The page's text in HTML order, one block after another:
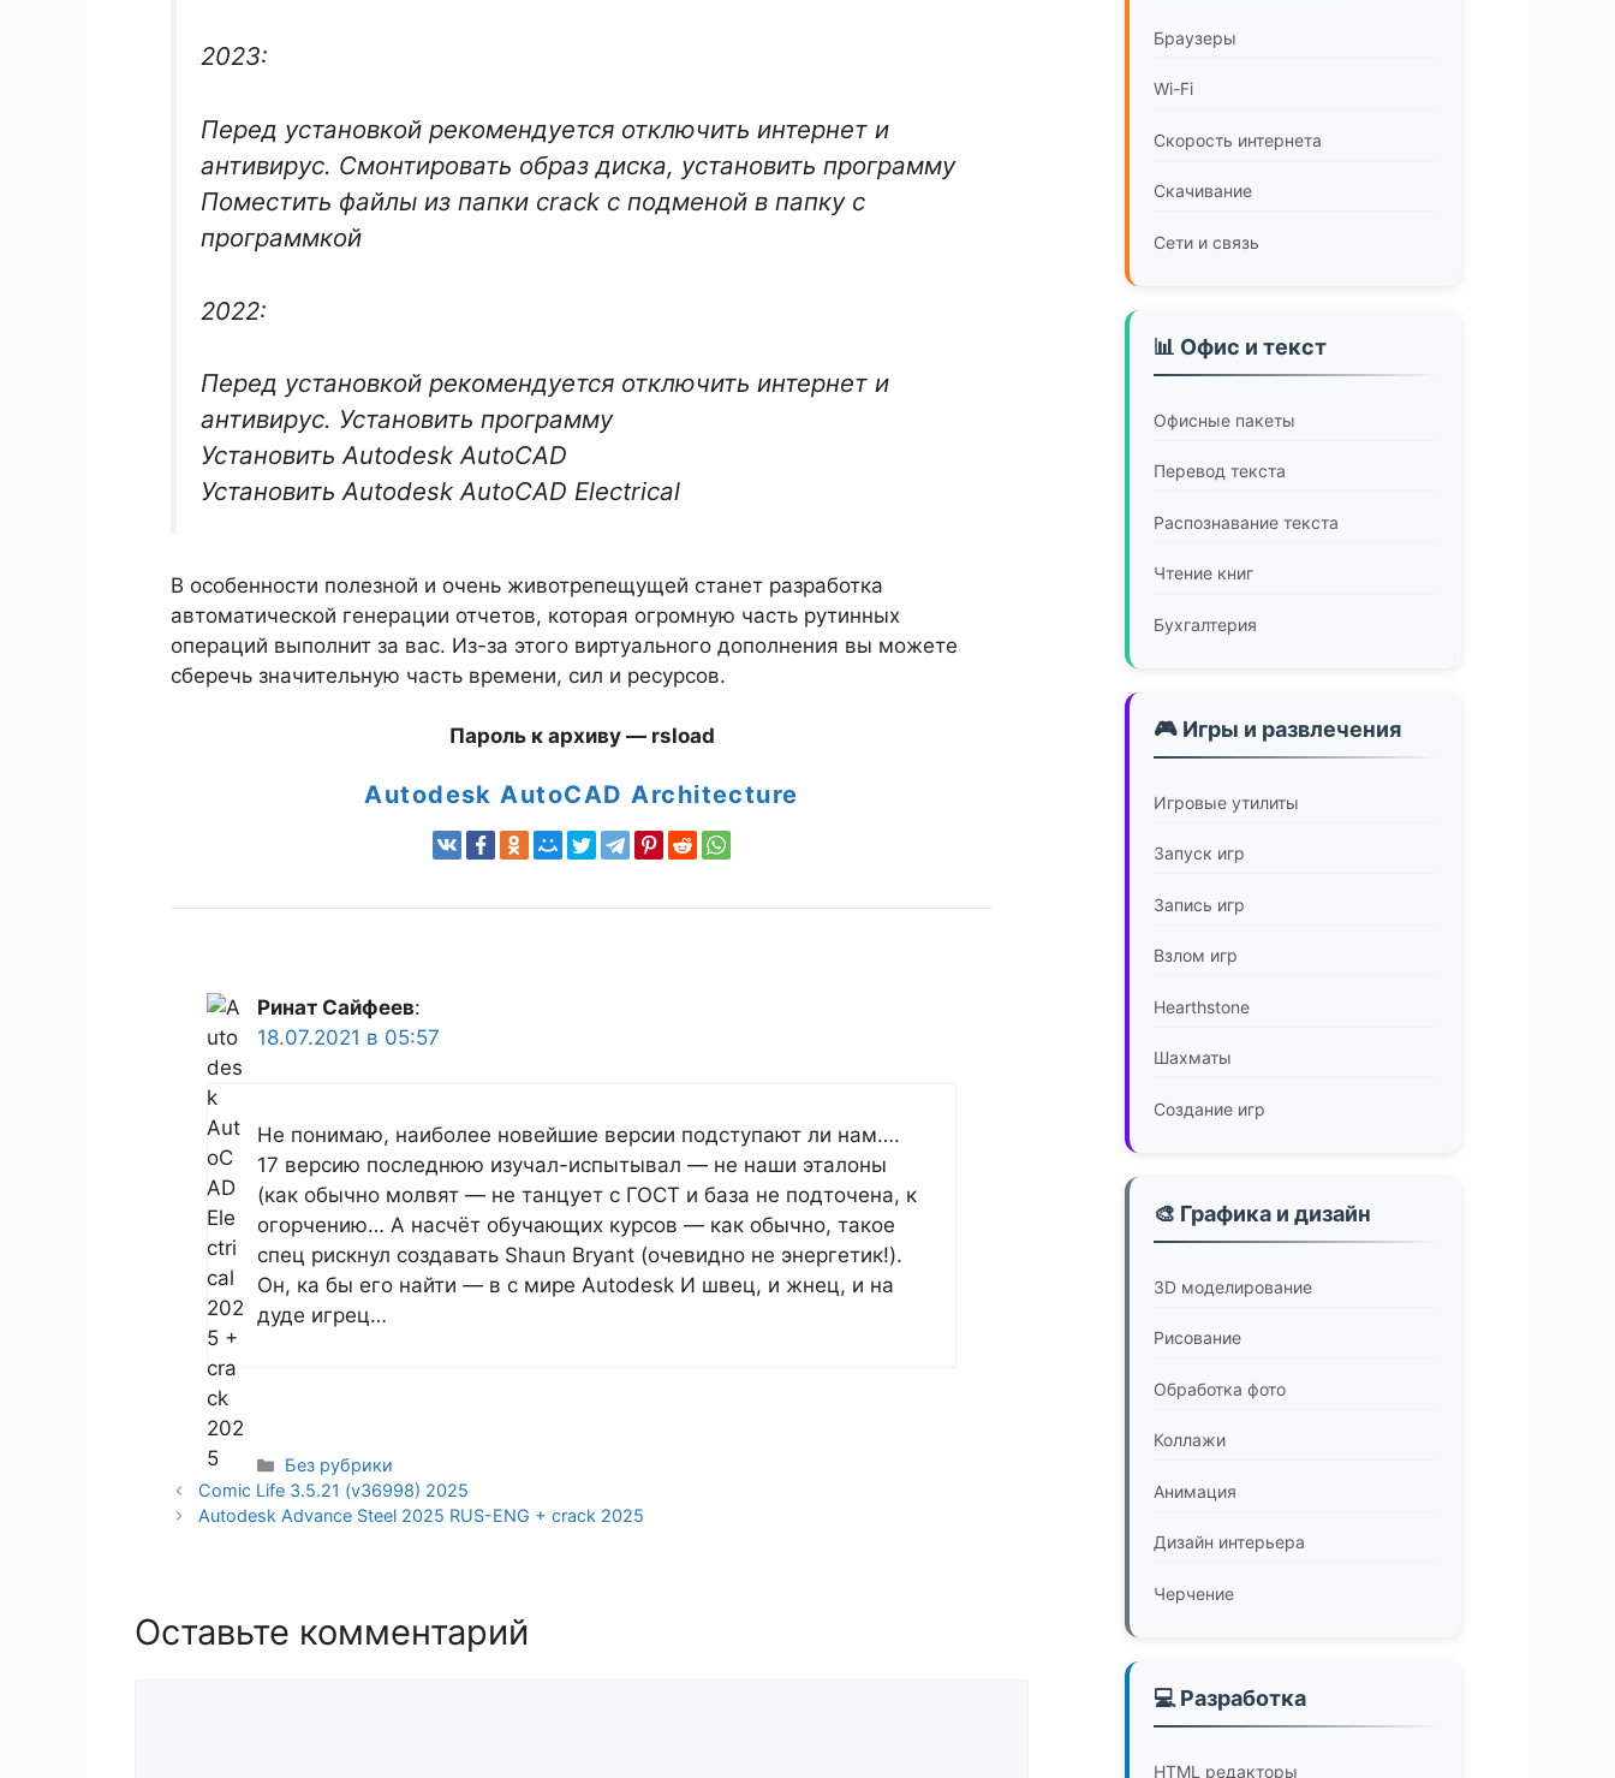
2023:
Перед установкой рекомендуется отключить интернет и
антивирус. Смонтировать образ диска, установить программу
Поместить файлы из папки crack с подменой в папку с
программкой
2022:
Перед установкой рекомендуется отключить интернет и
антивирус. Установить программу
Установить Autodesk AutoCAD
Установить Autodesk AutoCAD Electrical
В особенности полезной и очень животрепещущей станет разработка
автоматической генерации отчетов, которая огромную часть рутинных
операций выполнит за вас. Из-за этого виртуального дополнения вы можете
сберечь значительную часть времени, сил и ресурсов.
Пароль к архиву — rsload
Autodesk AutoCAD Architecture
Ринат Сайфеев:
18.07.2021 в 05:57
Не понимаю, наиболее новейшие версии подступают ли нам….
17 версию последнюю изучал-испытывал — не наши эталоны
(как обычно молвят — не танцует с ГОСТ и база не подточена, к
огорчению… А насчёт обучающих курсов — как обычно, такое
спец рискнул создавать Shaun Bryant (очевидно не энергетик!).
Он, ка бы его найти — в с мире Autodesk И швец, и жнец, и на
дуде игрец…
Рубрики
Без рубрики
Comic Life 3.5.21 (v36998) 2025
Autodesk Advance Steel 2025 RUS-ENG + crack 2025
Оставьте комментарий
Браузеры
Wi-Fi
Скорость интернета
Скачивание
Сети и связь
📊 Офис и текст
Офисные пакеты
Перевод текста
Распознавание текста
Чтение книг
Бухгалтерия
🎮 Игры и развлечения
Игровые утилиты
Запуск игр
Запись игр
Взлом игр
Hearthstone
Шахматы
Создание игр
🎨 Графика и дизайн
3D моделирование
Рисование
Обработка фото
Коллажи
Анимация
Дизайн интерьера
Черчение
💻 Разработка
HTML редакторы